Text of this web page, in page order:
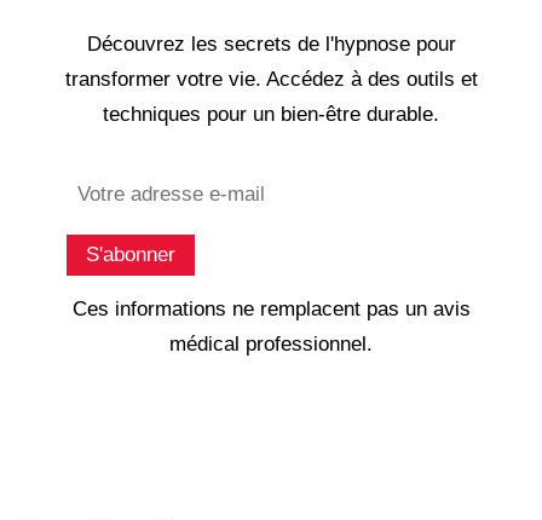
Découvrez les secrets de l'hypnose pour
transformer votre vie. Accédez à des outils et
techniques pour un bien-être durable.
S'abonner
Ces informations ne remplacent pas un avis
médical professionnel.